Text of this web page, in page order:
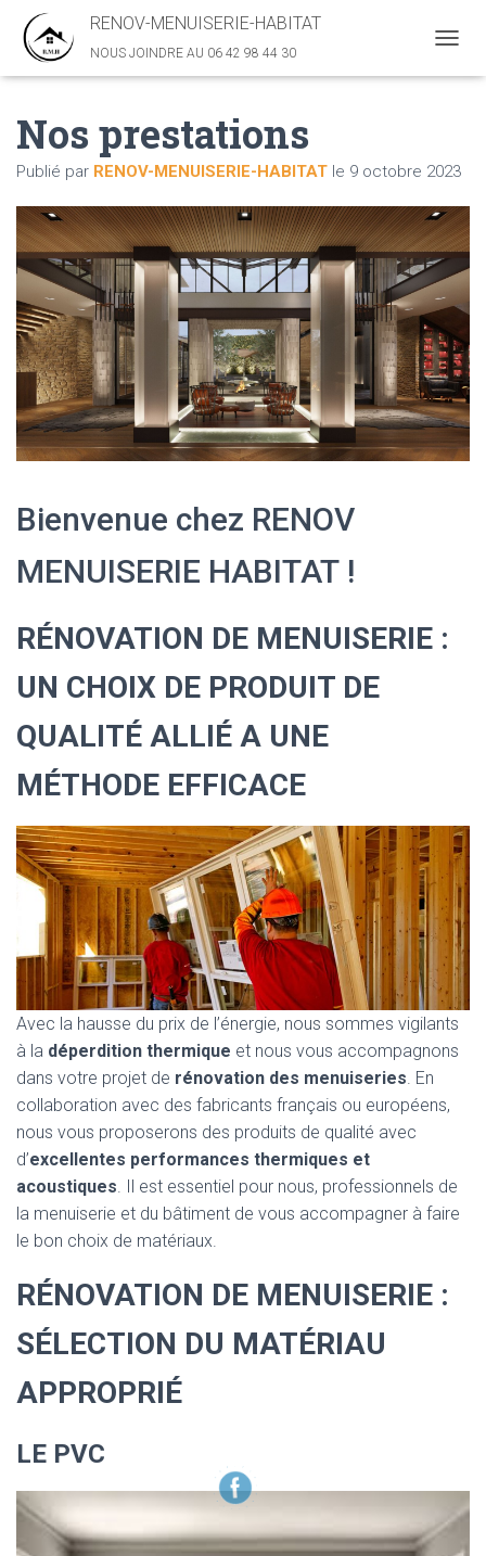
RENOV-MENUISERIE-HABITAT
NOUS JOINDRE AU 06 42 98 44 30
É
R
A
N
A
V
A
T
I
O
N
Nos prestations
Publié par RENOV-MENUISERIE-HABITAT le 9 octobre 2023
Bienvenue chez RENOV
MENUISERIE HABITAT !
RÉNOVATION DE MENUISERIE :
UN CHOIX DE PRODUIT DE
QUALITÉ ALLIÉ A UNE
MÉTHODE EFFICACE
Avec la hausse du prix de l’énergie, nous sommes vigilants
à la déperdition thermique et nous vous accompagnons
dans votre projet de rénovation des menuiseries. En
collaboration avec des fabricants français ou européens,
nous vous proposerons des produits de qualité avec
d’excellentes performances thermiques et
acoustiques. Il est essentiel pour nous, professionnels de
la menuiserie et du bâtiment de vous accompagner à faire
le bon choix de matériaux.
RÉNOVATION DE MENUISERIE :
SÉLECTION DU MATÉRIAU
APPROPRIÉ
LE PVC